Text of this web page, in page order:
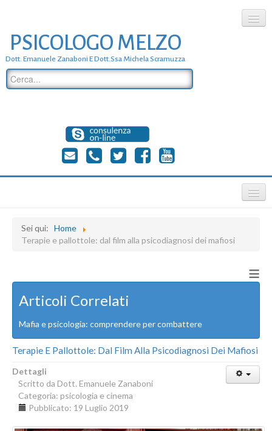
chi siamo
dove siamo
dott. Emanuele Zanaboni
dott.ssa michela scramuzza
PSICOLOGO MELZO
Dott. Emanuele Zanaboni E Dott.ssa Michela Scramuzza
Sei qui: Home
Terapie e pallottole: dal film alla psicodiagnosi dei mafiosi
≡
Articoli Correlati
Mafia e psicologia: comprendere per combattere
Terapie E Pallottole: Dal Film Alla Psicodiagnosi Dei Mafiosi
Dettagli
Scritto da Dott. Emanuele Zanaboni
Categoria: psicologia e cinema
Pubblicato: 19 Luglio 2019